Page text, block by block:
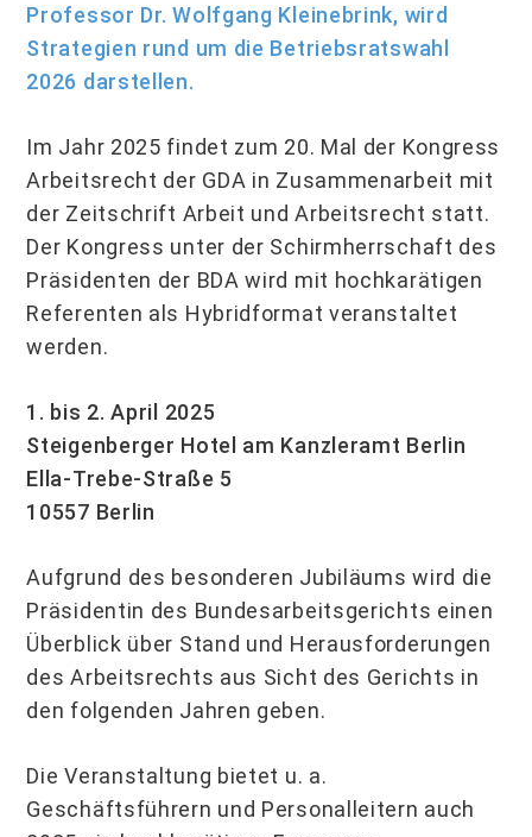
Professor Dr. Wolfgang Kleinebrink, wird
Strategien rund um die Betriebsratswahl
2026 darstellen.
Im Jahr 2025 findet zum 20. Mal der Kongress
Arbeitsrecht der GDA in Zusammenarbeit mit
der Zeitschrift Arbeit und Arbeitsrecht statt.
Der Kongress unter der Schirmherrschaft des
Präsidenten der BDA wird mit hochkarätigen
Referenten als Hybridformat veranstaltet
werden.
1. bis 2. April 2025
Steigenberger Hotel am Kanzleramt Berlin
Ella-Trebe-Straße 5
10557 Berlin
Aufgrund des besonderen Jubiläums wird die
Präsidentin des Bundesarbeitsgerichts einen
Überblick über Stand und Herausforderungen
des Arbeitsrechts aus Sicht des Gerichts in
den folgenden Jahren geben.
Die Veranstaltung bietet u. a.
Geschäftsführern und Personalleitern auch